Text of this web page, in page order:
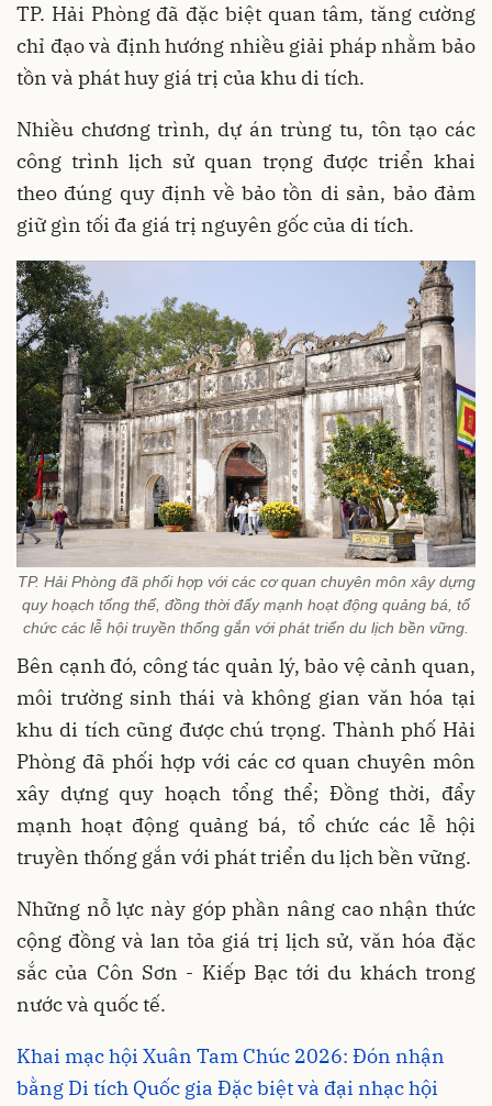
TP. Hải Phòng đã đặc biệt quan tâm, tăng cường
chỉ đạo và định hướng nhiều giải pháp nhằm bảo
tồn và phát huy giá trị của khu di tích.
Nhiều chương trình, dự án trùng tu, tôn tạo các
công trình lịch sử quan trọng được triển khai
theo đúng quy định về bảo tồn di sản, bảo đảm
giữ gìn tối đa giá trị nguyên gốc của di tích.
TP. Hải Phòng đã phối hợp với các cơ quan chuyên môn xây dựng
quy hoạch tổng thể, đồng thời đẩy mạnh hoạt động quảng bá, tổ
chức các lễ hội truyền thống gắn với phát triển du lịch bền vững.
Bên cạnh đó, công tác quản lý, bảo vệ cảnh quan,
môi trường sinh thái và không gian văn hóa tại
khu di tích cũng được chú trọng. Thành phố Hải
Phòng đã phối hợp với các cơ quan chuyên môn
xây dựng quy hoạch tổng thể; Đồng thời, đẩy
mạnh hoạt động quảng bá, tổ chức các lễ hội
truyền thống gắn với phát triển du lịch bền vững.
Những nỗ lực này góp phần nâng cao nhận thức
cộng đồng và lan tỏa giá trị lịch sử, văn hóa đặc
sắc của Côn Sơn - Kiếp Bạc tới du khách trong
nước và quốc tế.
Khai mạc hội Xuân Tam Chúc 2026: Đón nhận
bằng Di tích Quốc gia Đặc biệt và đại nhạc hội